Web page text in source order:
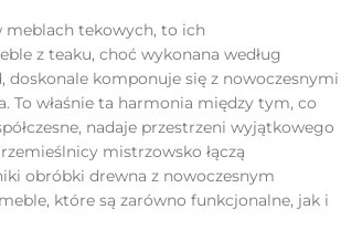
meblach tekowych, to ich
z teaku, choć wykonana według
doskonale komponuje się z nowoczesnymi
To właśnie ta harmonia między tym, co
nadaje przestrzeni wyjątkowego
mistrzowsko łączą
obróbki drewna z nowoczesnym
które są zarówno funkcjonalne, jak i